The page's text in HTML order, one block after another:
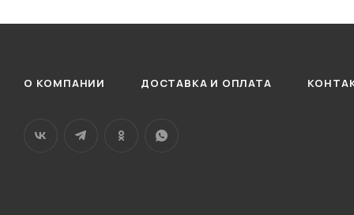
О КОМПАНИИ ДОСТАВКА И ОПЛАТА